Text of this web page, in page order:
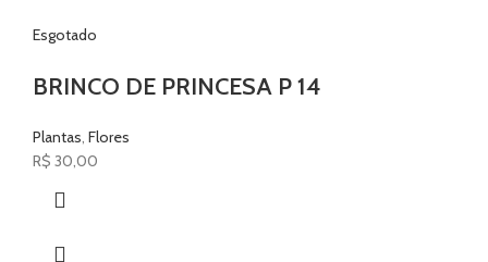
Esgotado
BRINCO DE PRINCESA P 14
Plantas Flores
R$ 30,00